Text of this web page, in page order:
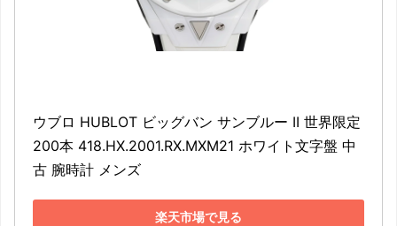
ウブロ HUBLOT ビッグバン サンブルー II 世界限定
200本 418.HX.2001.RX.MXM21 ホワイト文字盤 中
古 腕時計 メンズ
楽天市場で見る